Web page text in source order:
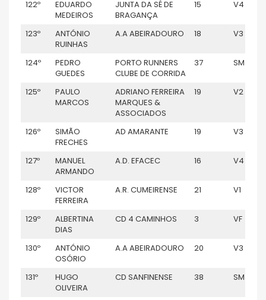
122º
EDUARDO
MEDEIROS
JUNTA DA SÉ DE
BRAGANÇA
15 V4
123º
ANTÓNIO
RUINHAS
A.A ABEIRADOURO 18 V3
124º
PEDRO
GUEDES
PORTO RUNNERS
CLUBE DE CORRIDA
37 SM
125º
PAULO
MARCOS
ADRIANO FERREIRA
MARQUES &
ASSOCIADOS
19 V2
126º
SIMÃO
FRECHES
AD AMARANTE 19 V3
127º
MANUEL
ARMANDO
A.D. EFACEC 16 V4
128º
VICTOR
FERREIRA
A.R. CUMEIRENSE 21 V1
129º
ALBERTINA
DIAS
CD 4 CAMINHOS 3 VF
130º
ANTÓNIO
OSÓRIO
A.A ABEIRADOURO 20 V3
131º
HUGO
OLIVEIRA
CD SANFINENSE 38 SM